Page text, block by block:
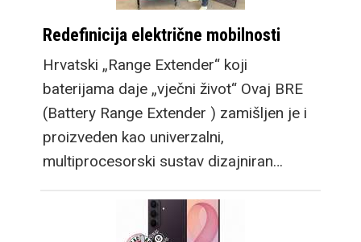
Redefinicija električne mobilnosti
Hrvatski „Range Extender“ koji
baterijama daje „vječni život“ Ovaj BRE
(Battery Range Extender ) zamišljen je i
proizveden kao univerzalni,
multiprocesorski sustav dizajniran…